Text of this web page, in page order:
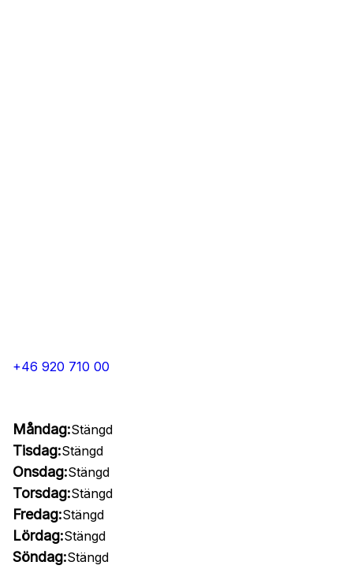
+46 920 710 00
Måndag:Stängd
Tisdag:Stängd
Onsdag:Stängd
Torsdag:Stängd
Fredag:Stängd
Lördag:Stängd
Söndag:Stängd